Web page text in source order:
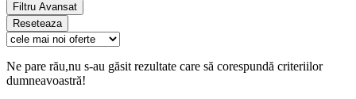
Filtru Avansat
Reseteaza
Ne pare rău,nu s-au găsit rezultate care să corespundă criteriilor
dumneavoastră!